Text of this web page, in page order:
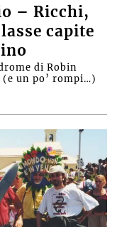
– Ricchi,
capite
di Robin
un po’ rompi…)